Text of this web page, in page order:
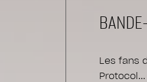
Les fans